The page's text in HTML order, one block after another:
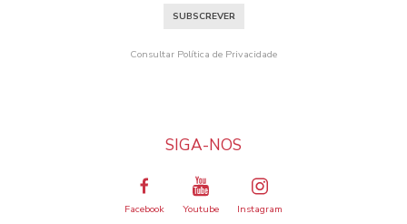
SUBSCREVER
Consultar Política de Privacidade
SIGA-NOS
Facebook Youtube Instagram